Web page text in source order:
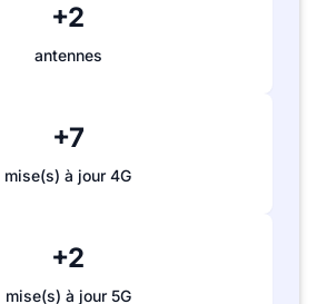
+2
antennes
+7
mise(s) à jour 4G
+2
mise(s) à jour 5G